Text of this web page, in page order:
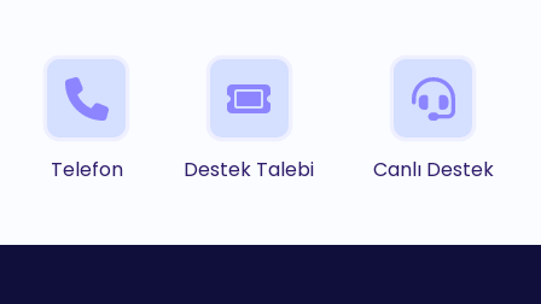
Telefon Destek Talebi Canlı Destek